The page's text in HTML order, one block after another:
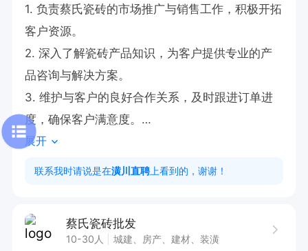
1. 负责蔡氏瓷砖的市场推广与销售工作，积极开拓
客户资源。
2. 深入了解瓷砖产品知识，为客户提供专业的产
品咨询与解决方案。
3. 维护与客户的良好合作关系，及时跟进订单进
度，确保客户满意度。
岗位要求：原开瓷砖店开不下去，或者做瓷砖营销
的，原在厂家推销瓷的，会开车的，经常爱玩抖音
有意向🉑电话沟通，请告知【潢川直聘】看到的😊
展开
联系我时请说是在潢川直聘 上看到的，谢谢！
蔡氏瓷砖批发
10-30人 城建、房产、建材、装潢